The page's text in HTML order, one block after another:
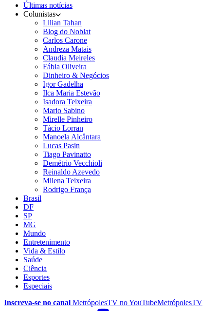
Últimas notícias
Colunistas
Lilian Tahan
Blog do Noblat
Carlos Carone
Andreza Matais
Claudia Meireles
Fábia Oliveira
Dinheiro & Negócios
Igor Gadelha
Ilca Maria Estevão
Isadora Teixeira
Mario Sabino
Mirelle Pinheiro
Tácio Lorran
Manoela Alcântara
Lucas Pasin
Tiago Pavinatto
Demétrio Vecchioli
Reinaldo Azevedo
Milena Teixeira
Rodrigo França
Brasil
DF
SP
MG
Mundo
Entretenimento
Vida & Estilo
Saúde
Ciência
Esportes
Especiais
Inscreva-se no canal MetrópolesTV noYouTubeMetrópolesTV